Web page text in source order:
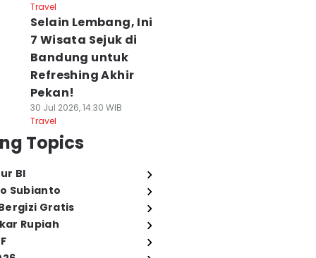
Travel
Selain Lembang, Ini
7 Wisata Sejuk di
Bandung untuk
Refreshing Akhir
Pekan!
30 Jul 2026, 14:30 WIB
Travel
Topics
BI
Subianto
Gratis
Rupiah